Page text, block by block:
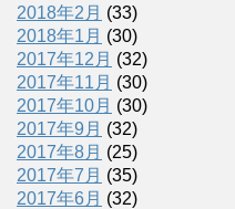
2018年2月 (33)
2018年1月 (30)
2017年12月 (32)
2017年11月 (30)
2017年10月 (30)
2017年9月 (32)
2017年8月 (25)
2017年7月 (35)
2017年6月 (32)